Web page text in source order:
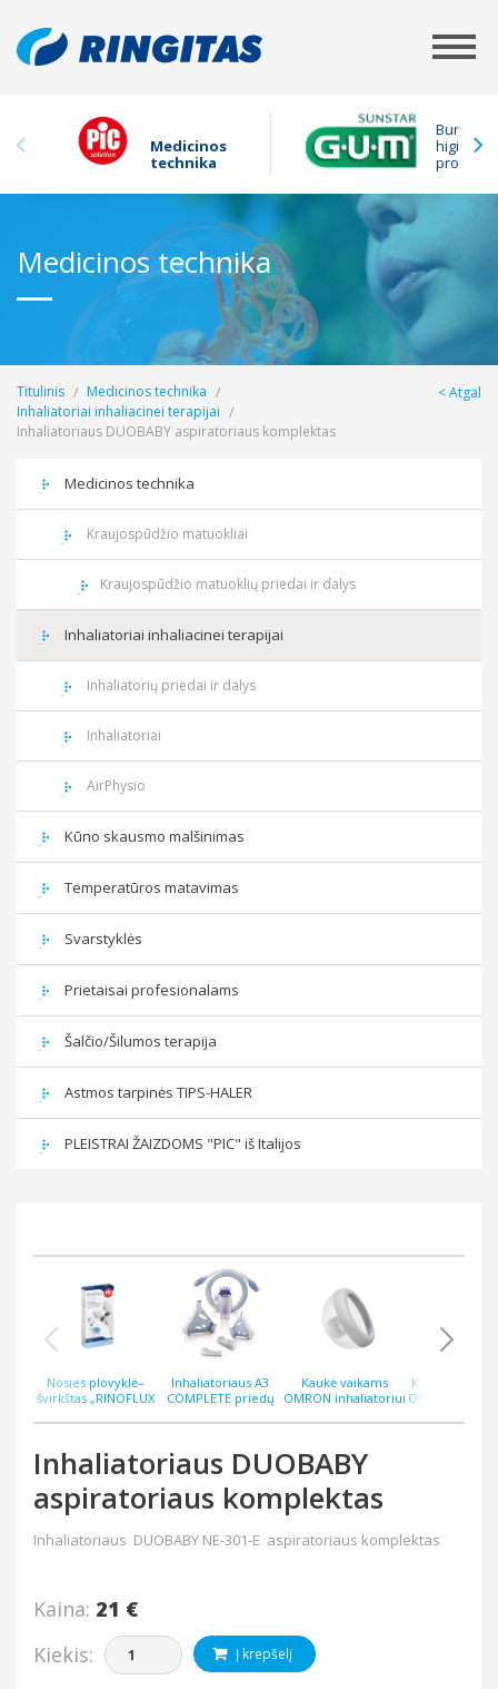
Medicinos
technika
Burnos
higienos
Medicinos technika
Atgal
Titulinis
Medicinos technika
Inhaliatoriai inhaliacinei terapijai
Inhaliatoriaus DUOBABY aspiratoriaus komplektas
Medicinos technika
Kraujospūdžio matuokliai
Kraujospūdžio matuoklių priedai ir dalys
Inhaliatoriai inhaliacinei terapijai
Inhaliatorių priedai ir dalys
Inhaliatoriai
AirPhysio
Kūno skausmo malšinimas
Temperatūros matavimas
Svarstyklės
Prietaisai profesionalams
Šalčio/Šilumos terapija
Astmos tarpinės TIPS-HALER
PLEISTRAI ŽAIZDOMS "PIC" iš Italijos
Nosies plovyklė–
švirkštas „RINOFLUX
antgalis
Inhaliatoriaus A3
COMPLETE priedų
Kaukė vaikams
OMRON inhaliatoriui
modelis
Kaukė
OMRON
modelis
Inhaliatoriaus DUOBABY
aspiratoriaus komplektas
Inhaliatoriaus DUOBABY NE-301-E aspiratoriaus komplektas
Kaina: 21 €
Kiekis:
Į krepšelį